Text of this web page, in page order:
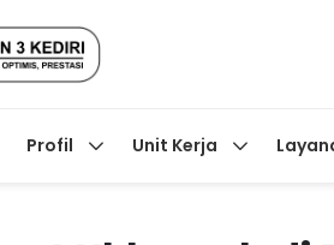
Profil Unit Kerja